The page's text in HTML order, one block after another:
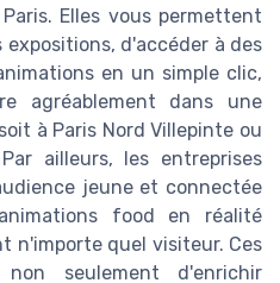
Elles vous permettent
d'accéder à des
en un simple clic,
agréablement dans une
à Paris Nord Villepinte ou
ailleurs, les entreprises
jeune et connectée
food en réalité
n'importe quel visiteur. Ces
seulement d'enrichir